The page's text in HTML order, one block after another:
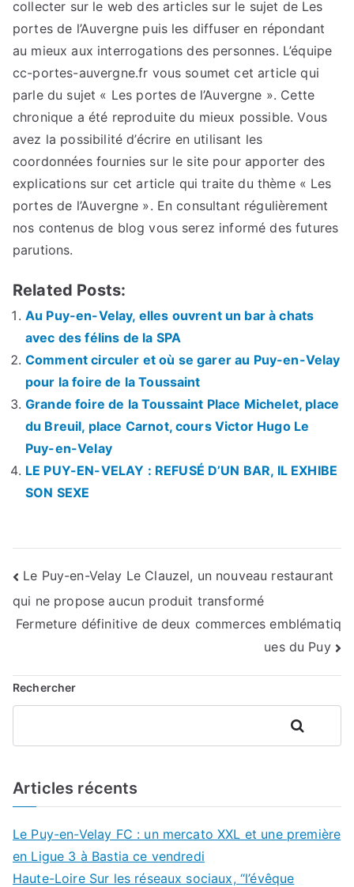
collecter sur le web des articles sur le sujet de Les
portes de l’Auvergne puis les diffuser en répondant
au mieux aux interrogations des personnes. L’équipe
cc-portes-auvergne.fr vous soumet cet article qui
parle du sujet « Les portes de l’Auvergne ». Cette
chronique a été reproduite du mieux possible. Vous
avez la possibilité d’écrire en utilisant les
coordonnées fournies sur le site pour apporter des
explications sur cet article qui traite du thème « Les
portes de l’Auvergne ». En consultant régulièrement
nos contenus de blog vous serez informé des futures
parutions.
Related Posts:
Au Puy-en-Velay, elles ouvrent un bar à chats
avec des félins de la SPA
Comment circuler et où se garer au Puy-en-Velay
pour la foire de la Toussaint
Grande foire de la Toussaint Place Michelet, place
du Breuil, place Carnot, cours Victor Hugo Le
Puy-en-Velay
LE PUY-EN-VELAY : REFUSÉ D’UN BAR, IL EXHIBE
SON SEXE
Navigation
de
Le Puy-en-Velay Le Clauzel, un nouveau restaurant
qui ne propose aucun produit transformé
Fermeture définitive de deux commerces emblématiq
ues du Puy
Rechercher
Rechercher
Articles récents
Le Puy-en-Velay FC : un mercato XXL et une première
en Ligue 3 à Bastia ce vendredi
Haute-Loire Sur les réseaux sociaux, “l’évêque